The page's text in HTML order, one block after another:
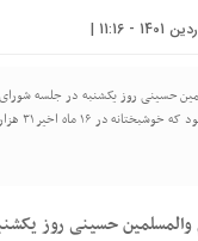
آخرین
والمسلمین حسینی روز